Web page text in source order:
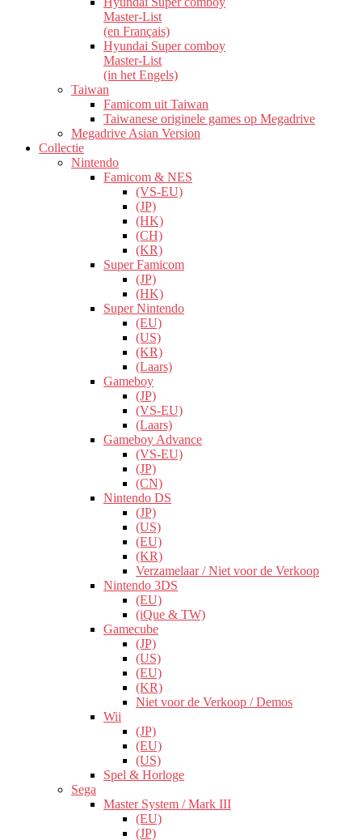
Master-List
(en Français)
Hyundai Super comboy
Master-List
(in het Engels)
Taiwan
Famicom uit Taiwan
Taiwanese originele games op Megadrive
Megadrive Asian Version
Collectie
Nintendo
Famicom & NES
(VS-EU)
(JP)
(HK)
(CH)
(KR)
Super Famicom
(JP)
(HK)
Super Nintendo
(EU)
(US)
(KR)
(Laars)
Gameboy
(JP)
(VS-EU)
(Laars)
Gameboy Advance
(VS-EU)
(JP)
(CN)
Nintendo DS
(JP)
(US)
(EU)
(KR)
Verzamelaar / Niet voor de Verkoop
Nintendo 3DS
(EU)
(iQue & TW)
Gamecube
(JP)
(US)
(EU)
(KR)
Niet voor de Verkoop / Demos
Wii
(JP)
(EU)
(US)
Spel & Horloge
Sega
Master System / Mark III
(EU)
(JP)